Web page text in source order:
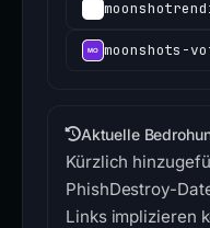
moonshots-
Aktuelle
Kürzlich
PhishDestroy-
Links implizieren